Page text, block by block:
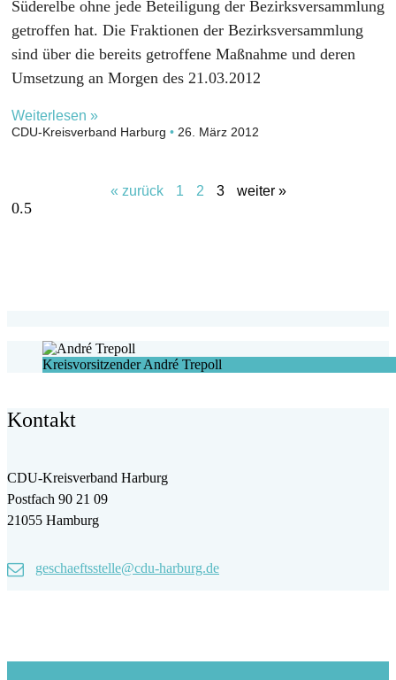
Süderelbe ohne jede Beteiligung der Bezirksversammlung
getroffen hat. Die Fraktionen der Bezirksversammlung
sind über die bereits getroffene Maßnahme und deren
Umsetzung an Morgen des 21.03.2012
Weiterlesen »
CDU-Kreisverband Harburg 26. März 2012
« zurück 1 2 3 weiter »
Kreisvorsitzender André Trepoll
Kontakt
CDU-Kreisverband Harburg
Postfach 90 21 09
21055 Hamburg
geschaeftsstelle@cdu-harburg.de